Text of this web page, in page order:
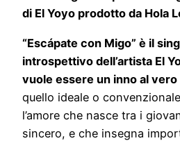
di El Yoyo prodotto da Hola
“Escápate con Migo” è il
introspettivo dell’artista El
vuole essere un inno al vero
quello ideale o
l’amore che nasce tra i
sincero, e che insegna